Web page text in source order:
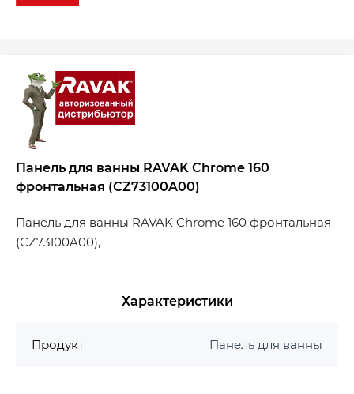
Панель для ванны RAVAK Chrome 160
фронтальная (CZ73100A00)
Панель для ванны RAVAK Chrome 160 фронтальная
(CZ73100A00),
Характеристики
Продукт Панель для ванны